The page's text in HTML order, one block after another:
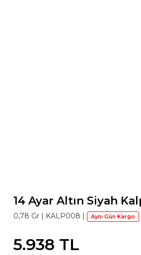
14 Ayar Altın Siyah
0,78 Gr | KALP008 Aynı Gün Kargo
5.938 TL